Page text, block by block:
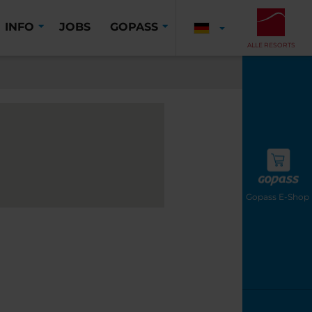
Gopass E-Shop
INFO JOBS GOPASS
ALLE RESORTS